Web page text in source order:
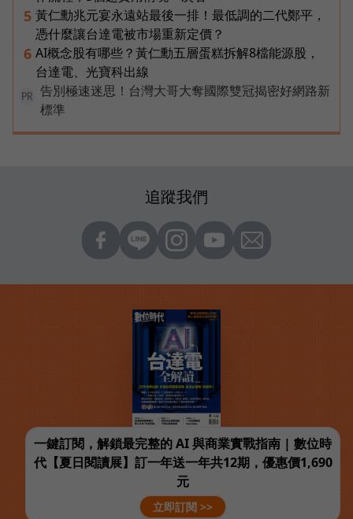
5 黃仁勳兆元宴永遠站最後一排！最低調的二代鄭平，
憑什麼讓台達電被市場重新定價？
6 AI概念股有哪些？黃仁勳五層蛋糕拆解8檔能源股，
台達電、光寶科出線
PR
告別極速迷思！台灣大哥大奪國際雙冠揭密好網路新
標準
追蹤我們
一鍵訂閱，解鎖最完整的 AI 與商業實戰指南 | 數位時
代【夏日閱讀展】訂一年送一年共12期，優惠價1,690
元
立即訂閱 >>